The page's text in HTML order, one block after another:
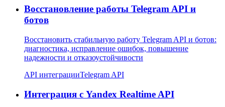
Восстановление работы Telegram API и
ботов
Восстановить стабильную работу Telegram API и ботов:
диагностика, исправление ошибок, повышение
надежности и отказоустойчивости
API интеграцииTelegram API
Интеграция с Yandex Realtime API